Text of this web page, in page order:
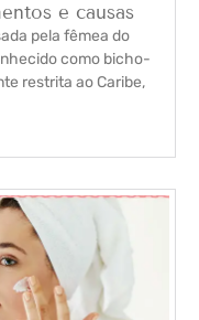
e causas
pela fêmea do
como bicho-
restrita ao Caribe,